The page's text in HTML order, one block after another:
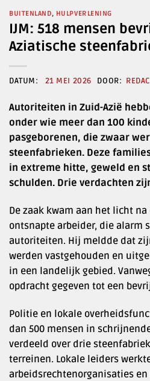
BUITENLAND, HULPVERLENING
IJM: 518 mensen
Aziatische
21 MEI 2026
Autoriteiten in Zuid-Azië
onder wie meer dan 100
pasgeborenen, die zwaar
steenfabrieken. Deze
in extreme hitte, geweld en
schulden. Drie verdachten
De zaak kwam aan het licht
ontsnapte arbeider, die alarm
autoriteiten. Hij meldde dat
werden vastgehouden en
in een landelijk gebied.
opdracht gegeven tot een
Politie en lokale
dan 500 mensen in
verdeeld over drie
terreinen. Lokale leiders
arbeidsrechtenorganisaties